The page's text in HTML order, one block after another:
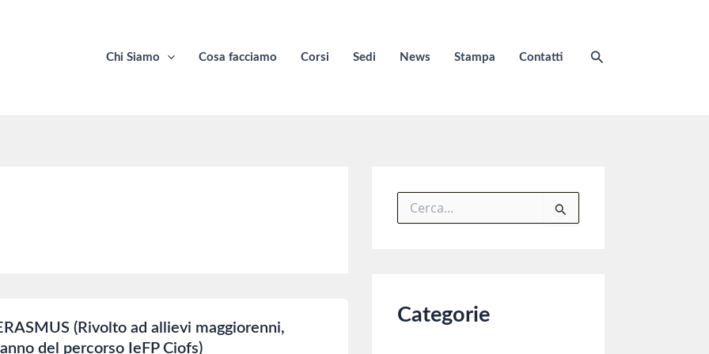
Chi Siamo Cosa facciamo Corsi Sedi News Stampa Contatti Cerca
(Rivolto ad allievi maggiorenni,
del percorso IeFP Ciofs)
C
Categorie